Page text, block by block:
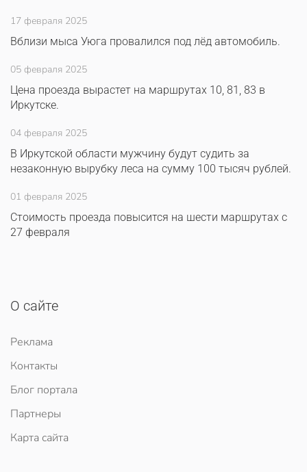
17 февраля 2025
Вблизи мыса Уюга провалился под лёд автомобиль.
05 февраля 2025
Цена проезда вырастет на маршрутах 10, 81, 83 в
Иркутске.
04 февраля 2025
В Иркутской области мужчину будут судить за
незаконную вырубку леса на сумму 100 тысяч рублей.
01 февраля 2025
Стоимость проезда повысится на шести маршрутах с
27 февраля
О сайте
Реклама
Контакты
Блог портала
Партнеры
Карта сайта